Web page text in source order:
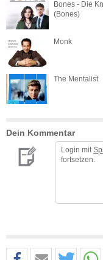
Bones - Die
(Bones)
Monk
The Mentalist
Dein Kommentar
Login mit
fortsetzen.